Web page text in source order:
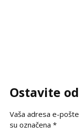
Ostavite
Vaša adresa e-
su označena *